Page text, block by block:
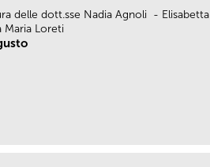
delle dott.sse Nadia Agnoli - Elisabetta
Maria Loreti